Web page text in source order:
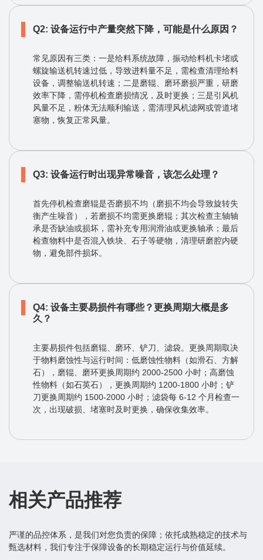
Q2: 设备运行中产量突然下降，可能是什么原因？
常见原因有三类：一是给料系统故障，振动给料机卡堵或
螺旋输送机转速过低，导致进料量不足，需检查清理给料
设备，调整输送机转速；二是磨辊、磨环磨损严重，研磨
效率下降，需停机检查磨损情况，及时更换；三是引风机
风量不足，粉体无法顺利输送，需清理风机滤网或管道堵
塞物，恢复正常风量。
Q3: 设备运行时出现异常噪音，该怎么处理？
首先停机检查磨辊是否磨损不均（磨损不均会导致旋转失
衡产生噪音），若磨损不均需更换磨辊；其次检查主轴轴
承是否缺油或损坏，需补充专用润滑油或更换轴承；最后
检查物料中是否混入铁块、石子等硬物，清理研磨腔内硬
物，避免部件损坏。
Q4: 设备主要易损件有哪些？更换周期大概是多
久？
主要易损件包括磨辊、磨环、铲刀、滤袋。更换周期取决
于物料磨蚀性与运行时间：低磨蚀性物料（如滑石、方解
石），磨辊、磨环更换周期约 2000-2500 小时；高磨蚀
性物料（如石英石），更换周期约 1200-1800 小时；铲
刀更换周期约 1500-2000 小时；滤袋每 6-12 个月检查一
次，出现破损、堵塞时及时更换，确保收集效率。
相关产品推荐
严谨的品控体系，是我们对您负责的保障；依托成熟稳定的技术与
甄选材料，我们专注于保障设备的长期稳定运行与价值延续。